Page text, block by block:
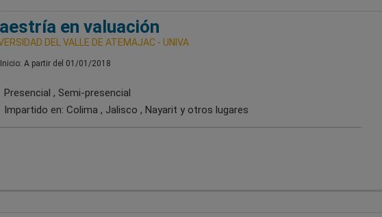
en valuación
DEL VALLE DE ATEMAJAC - UNIVA
Inicio: A partir del 01/01/2018
Presencial , Semi-presencial
Impartido en: Colima , Jalisco , Nayarit y otros lugares